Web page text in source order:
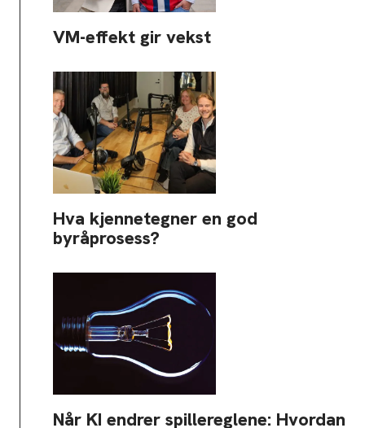
VM-effekt gir vekst
Hva kjennetegner en god
byråprosess?
Når KI endrer spillereglene: Hvordan